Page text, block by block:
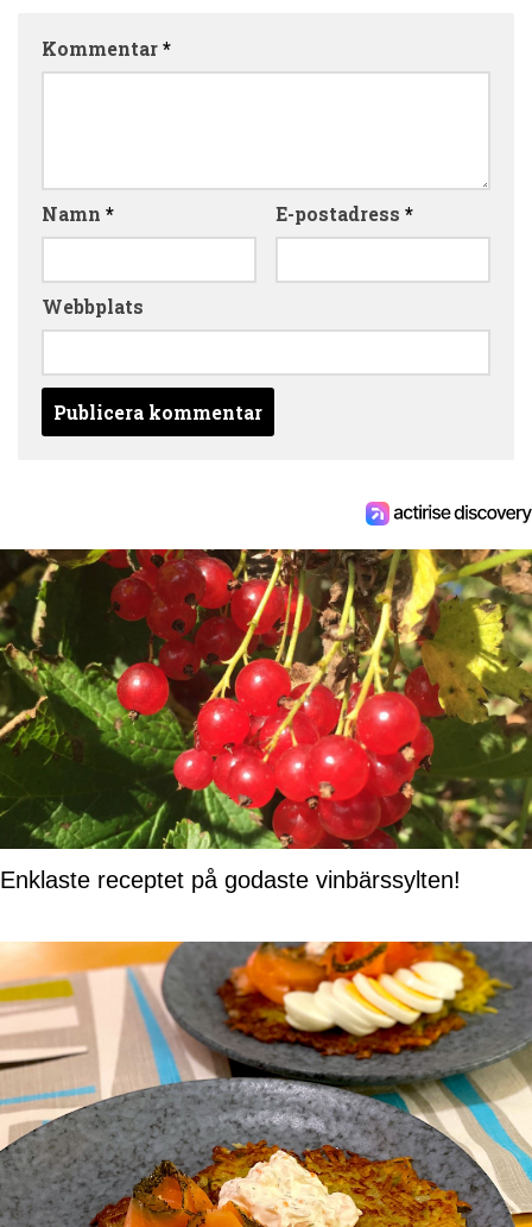
Kommentar*
Namn * E-postadress *
Webbplats
Enklaste receptet på godaste vinbärssylten!